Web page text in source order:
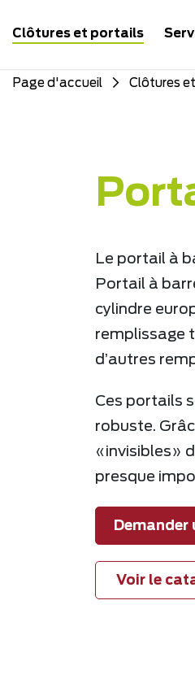
Clôtures et portails
Page d'accueil Clôtures
Le portail à
Portail à
cylindre
remplissage
d’autres
Ces portails
robuste.
«invisibles»
presque
Demander
Voir le